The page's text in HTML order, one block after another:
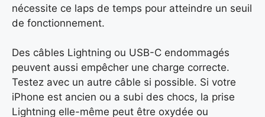
nécessite ce laps de temps pour atteindre un seuil
de fonctionnement.
Des câbles Lightning ou USB-C endommagés
peuvent aussi empêcher une charge correcte.
Testez avec un autre câble si possible. Si votre
iPhone est ancien ou a subi des chocs, la prise
Lightning elle-même peut être oxydée ou